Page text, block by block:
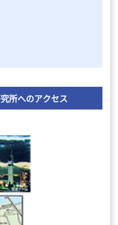
所へのアクセス